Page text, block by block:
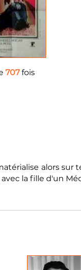
707fois
alors
la fille d'un